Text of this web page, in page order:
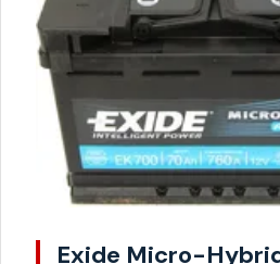
Exide Micro-